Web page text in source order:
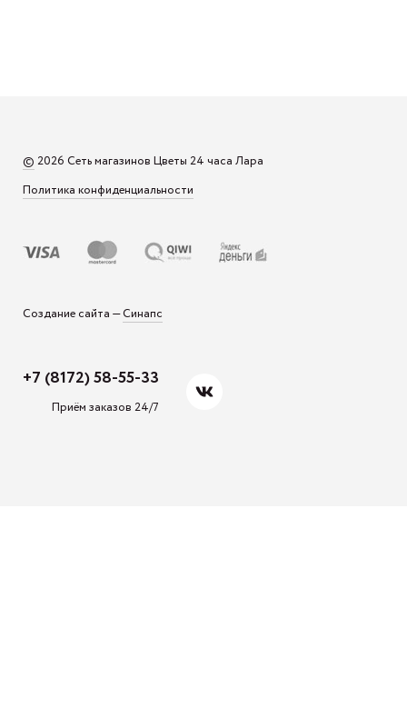
© 2026 Сеть магазинов Цветы 24 часа Лара
Политика конфиденциальности
Создание сайта —Синапс
+7 (8172) 58-55-33
Приём заказов 24/7